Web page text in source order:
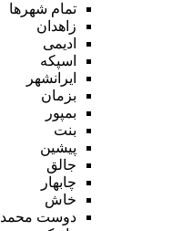
تمام شهر‌ها
زاهدان
ادیمی
اسپکه
ایرانشهر
بزمان
بمپور
بنت
پیشین
جالق
چابهار
خاش
دوست محمد